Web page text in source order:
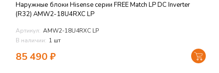
Наружные блоки Hisense серии FREE Match LP DC Inverter
(R32) AMW2-18U4RXC LP
Артикул: AMW2-18U4RXC LP
В наличии: 1 шт
85 490₽